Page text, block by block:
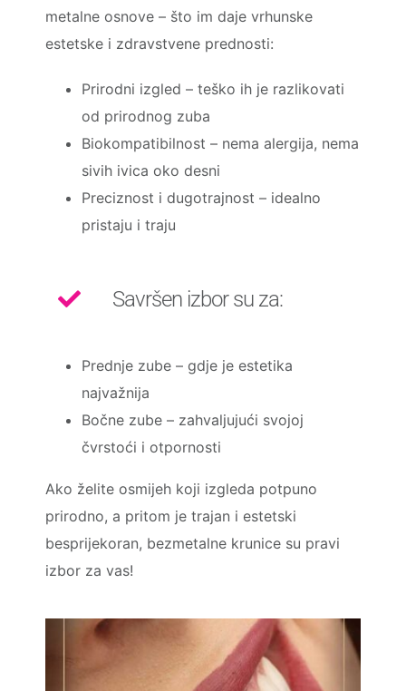
metalne osnove – što im daje vrhunske
estetske i zdravstvene prednosti:
Prirodni izgled – teško ih je razlikovati
od prirodnog zuba
Biokompatibilnost – nema alergija, nema
sivih ivica oko desni
Preciznost i dugotrajnost – idealno
pristaju i traju
Savršen izbor su za:
Prednje zube – gdje je estetika
najvažnija
Bočne zube – zahvaljujući svojoj
čvrstoći i otpornosti
Ako želite osmijeh koji izgleda potpuno
prirodno, a pritom je trajan i estetski
besprijekoran, bezmetalne krunice su pravi
izbor za vas!